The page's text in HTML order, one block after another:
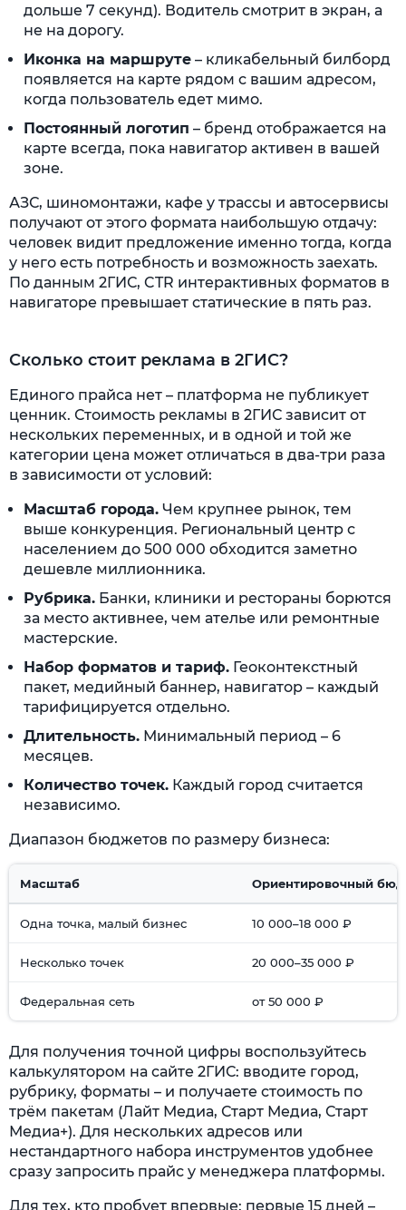
дольше 7 секунд). Водитель смотрит в экран, а
не на дорогу.
Иконка на маршруте – кликабельный билборд
появляется на карте рядом с вашим адресом,
когда пользователь едет мимо.
Постоянный логотип – бренд отображается на
карте всегда, пока навигатор активен в вашей
зоне.
АЗС, шиномонтажи, кафе у трассы и автосервисы
получают от этого формата наибольшую отдачу:
человек видит предложение именно тогда, когда
у него есть потребность и возможность заехать.
По данным 2ГИС, CTR интерактивных форматов в
навигаторе превышает статические в пять раз.
Сколько стоит реклама в 2ГИС?
Единого прайса нет – платформа не публикует
ценник. Стоимость рекламы в 2ГИС зависит от
нескольких переменных, и в одной и той же
категории цена может отличаться в два-три раза
в зависимости от условий:
Масштаб города. Чем крупнее рынок, тем
выше конкуренция. Региональный центр с
населением до 500 000 обходится заметно
дешевле миллионника.
Рубрика. Банки, клиники и рестораны борются
за место активнее, чем ателье или ремонтные
мастерские.
Набор форматов и тариф. Геоконтекстный
пакет, медийный баннер, навигатор – каждый
тарифицируется отдельно.
Длительность. Минимальный период – 6
месяцев.
Количество точек. Каждый город считается
независимо.
Диапазон бюджетов по размеру бизнеса:
Масштаб Ориентировочный
Одна точка, малый бизнес 10 000–18 000 ₽
Несколько точек 20 000–35 000 ₽
Федеральная сеть от 50 000 ₽
Для получения точной цифры воспользуйтесь
калькулятором на сайте 2ГИС: вводите город,
рубрику, форматы – и получаете стоимость по
трём пакетам (Лайт Медиа, Старт Медиа, Старт
Медиа+). Для нескольких адресов или
нестандартного набора инструментов удобнее
сразу запросить прайс у менеджера платформы.
Для тех, кто пробует впервые: первые 15 дней –